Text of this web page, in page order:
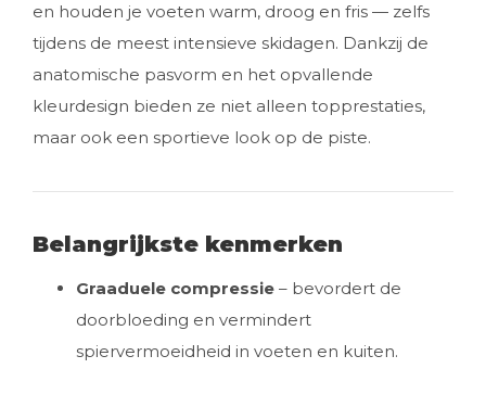
en houden je voeten warm, droog en fris — zelfs
tijdens de meest intensieve skidagen. Dankzij de
anatomische pasvorm en het opvallende
kleurdesign bieden ze niet alleen topprestaties,
maar ook een sportieve look op de piste.
Belangrijkste kenmerken
Graaduele compressie – bevordert de
doorbloeding en vermindert
spiervermoeidheid in voeten en kuiten.